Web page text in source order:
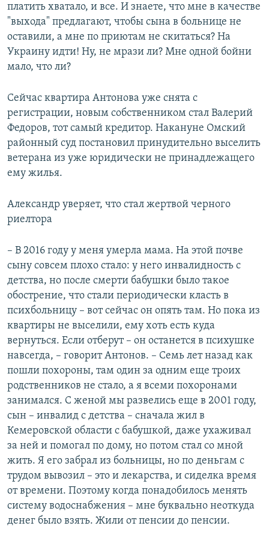
платить хватало, и все. И знаете, что мне в качестве
"выхода" предлагают, чтобы сына в больнице не
оставили, а мне по приютам не скитаться? На
Украину идти! Ну, не мрази ли? Мне одной бойни
мало, что ли?
Сейчас квартира Антонова уже снята с
регистрации, новым собственником стал Валерий
Федоров, тот самый кредитор. Накануне Омский
районный суд постановил принудительно выселить
ветерана из уже юридически не принадлежащего
ему жилья.
Александр уверяет, что стал жертвой черного
риелтора
– В 2016 году у меня умерла мама. На этой почве
сыну совсем плохо стало: у него инвалидность с
детства, но после смерти бабушки было такое
обострение, что стали периодически класть в
психбольницу – вот сейчас он опять там. Но пока из
квартиры не выселили, ему хоть есть куда
вернуться. Если отберут – он останется в психушке
навсегда, – говорит Антонов. – Семь лет назад как
пошли похороны, там один за одним еще троих
родственников не стало, а я всеми похоронами
занимался. С женой мы развелись еще в 2001 году,
сын – инвалид с детства – сначала жил в
Кемеровской области с бабушкой, даже ухаживал
за ней и помогал по дому, но потом стал со мной
жить. Я его забрал из больницы, но по деньгам с
трудом вывозил – это и лекарства, и сиделка время
от времени. Поэтому когда понадобилось менять
систему водоснабжения – мне буквально неоткуда
денег было взять. Жили от пенсии до пенсии.